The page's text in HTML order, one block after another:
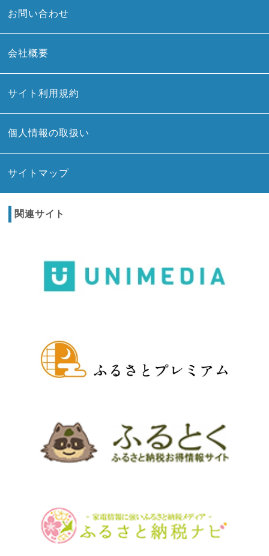
お問い合わせ
会社概要
サイト利用規約
個人情報の取扱い
サイトマップ
関連サイト